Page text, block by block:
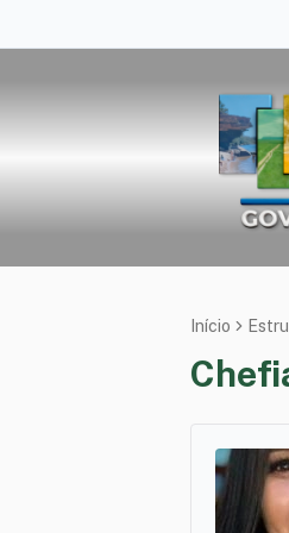
Início